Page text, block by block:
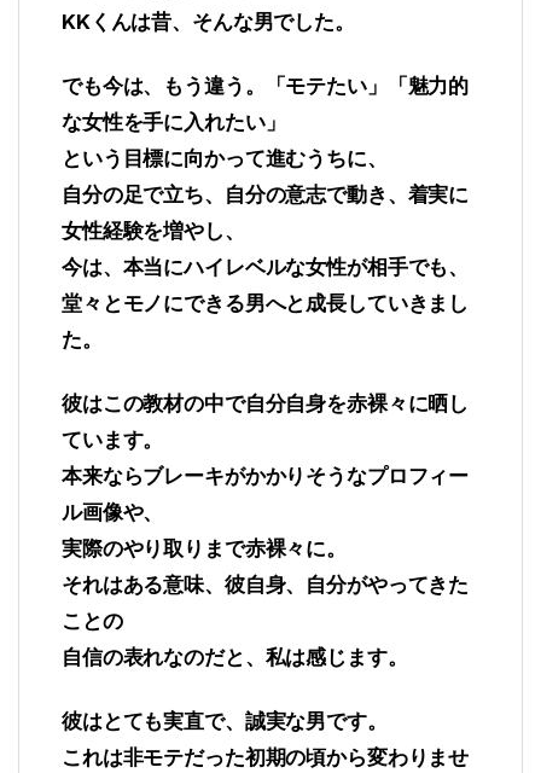
KKくんは昔、そんな男でした。
でも今は、もう違う。「モテたい」「魅力的
な女性を手に入れたい」
という目標に向かって進むうちに、
自分の足で立ち、自分の意志で動き、着実に
女性経験を増やし、
今は、本当にハイレベルな女性が相手でも、
堂々とモノにできる男へと成長していきまし
た。
彼はこの教材の中で自分自身を赤裸々に晒し
ています。
本来ならブレーキがかかりそうなプロフィー
ル画像や、
実際のやり取りまで赤裸々に。
それはある意味、彼自身、自分がやってきた
ことの
自信の表れなのだと、私は感じます。
彼はとても実直で、誠実な男です。
これは非モテだった初期の頃から変わりませ